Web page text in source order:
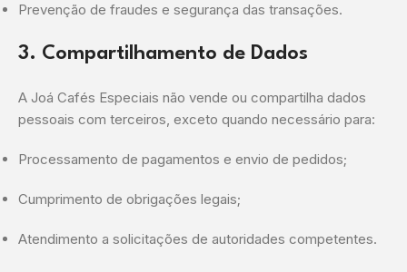
Prevenção de fraudes e segurança das transações.
3. Compartilhamento de Dados
A Joá Cafés Especiais não vende ou compartilha dados
pessoais com terceiros, exceto quando necessário para:
Processamento de pagamentos e envio de pedidos;
Cumprimento de obrigações legais;
Atendimento a solicitações de autoridades competentes.